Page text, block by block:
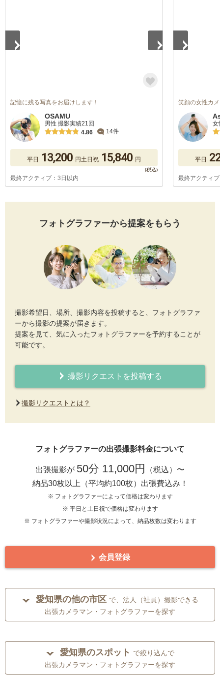
記憶に残る写真をお届けします！
OSAMU
男性 撮影実績21回
4.86
14件
平日 13,200 円土日祝 15,840 円
最終アクティブ：3日以内
笑顔の女性カ
女
平日
最終アクティ
フォトグラファーから提案をもらう
撮影希望日、場所、撮影内容を投稿すると、フォトグラファ
ーから撮影の提案が届きます。
提案を見て、気に入ったフォトグラファーを予約することが
可能です。
撮影リクエストを投稿する
撮影リクエストとは？
フォトグラファーの出張撮影料金について
出張撮影が 50分 11,000円
（税込）〜
納品30枚以上（平均約100枚）出張費込み！
※ フォトグラファーによって価格は変わります
※ 平日と土日祝で価格は変わります
※ フォトグラファーや撮影状況によって、納品枚数は変わります
会員登録
愛知県の他の市区 で、法人（社員）撮影できる
出張カメラマン・フォトグラファーを探す
愛知県のスポット で絞り込んで
出張カメラマン・フォトグラファーを探す